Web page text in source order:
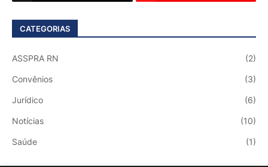
CATEGORIAS
ASSPRA RN (2)
Convênios (3)
Jurídico (6)
Notícias (10)
Saúde (1)